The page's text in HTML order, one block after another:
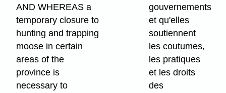
AND WHEREAS a
temporary closure to
hunting and trapping
moose in certain
areas of the
province is
necessary to
gouvernements
et qu'elles
soutiennent
les coutumes,
les pratiques
et les droits
des